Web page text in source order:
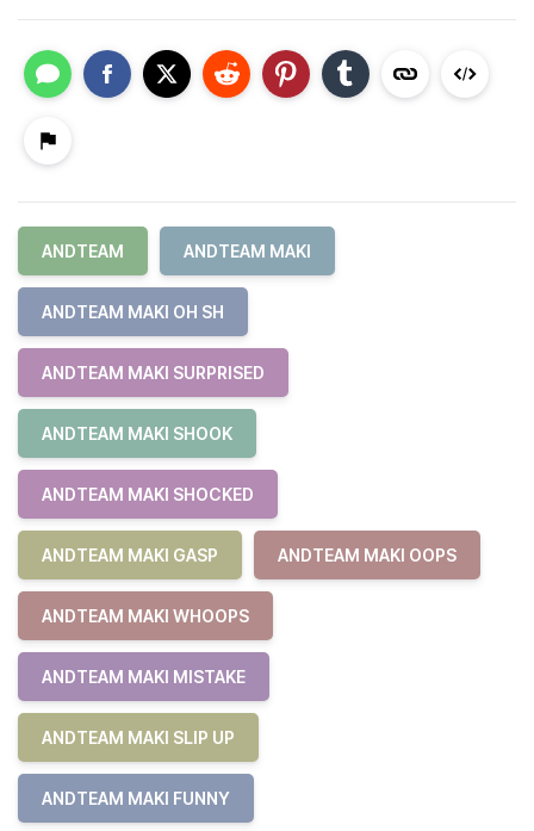
ANDTEAM ANDTEAM MAKI
ANDTEAM MAKI OH SH
ANDTEAM MAKI SURPRISED
ANDTEAM MAKI SHOOK
ANDTEAM MAKI SHOCKED
ANDTEAM MAKI GASP ANDTEAM MAKI OOPS
ANDTEAM MAKI WHOOPS
ANDTEAM MAKI MISTAKE
ANDTEAM MAKI SLIP UP
ANDTEAM MAKI FUNNY